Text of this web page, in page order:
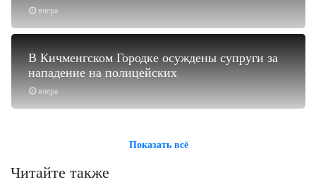
вчера
вчера
В Кичменгском Городке осуждены супруги за
нападение на полицейских
Показать всё
Читайте также